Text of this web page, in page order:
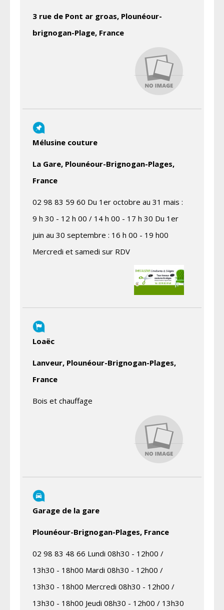
3 rue de Pont ar groas, Plounéour-
brignogan-Plage, France
Mélusine couture
La Gare, Plounéour-Brignogan-Plages,
France
02 98 83 59 60 Du 1er octobre au 31 mais :
9 h 30 - 12 h 00 / 14 h 00 - 17 h 30 Du 1er
juin au 30 septembre : 16 h 00 - 19 h00
Mercredi et samedi sur RDV
Loaëc
Lanveur, Plounéour-Brignogan-Plages,
France
Bois et chauffage
Garage de la gare
Plounéour-Brignogan-Plages, France
02 98 83 48 66 Lundi 08h30 - 12h00 /
13h30 - 18h00 Mardi 08h30 - 12h00 /
13h30 - 18h00 Mercredi 08h30 - 12h00 /
13h30 - 18h00 Jeudi 08h30 - 12h00 / 13h30